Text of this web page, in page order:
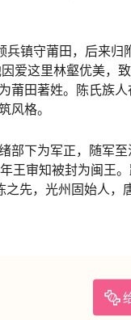
镇守莆田，后来
爱这里林壑优美，
莆田著姓。陈氏族
风格。
部下为军正，随军
审知被封为闽王。
先，光州固始人